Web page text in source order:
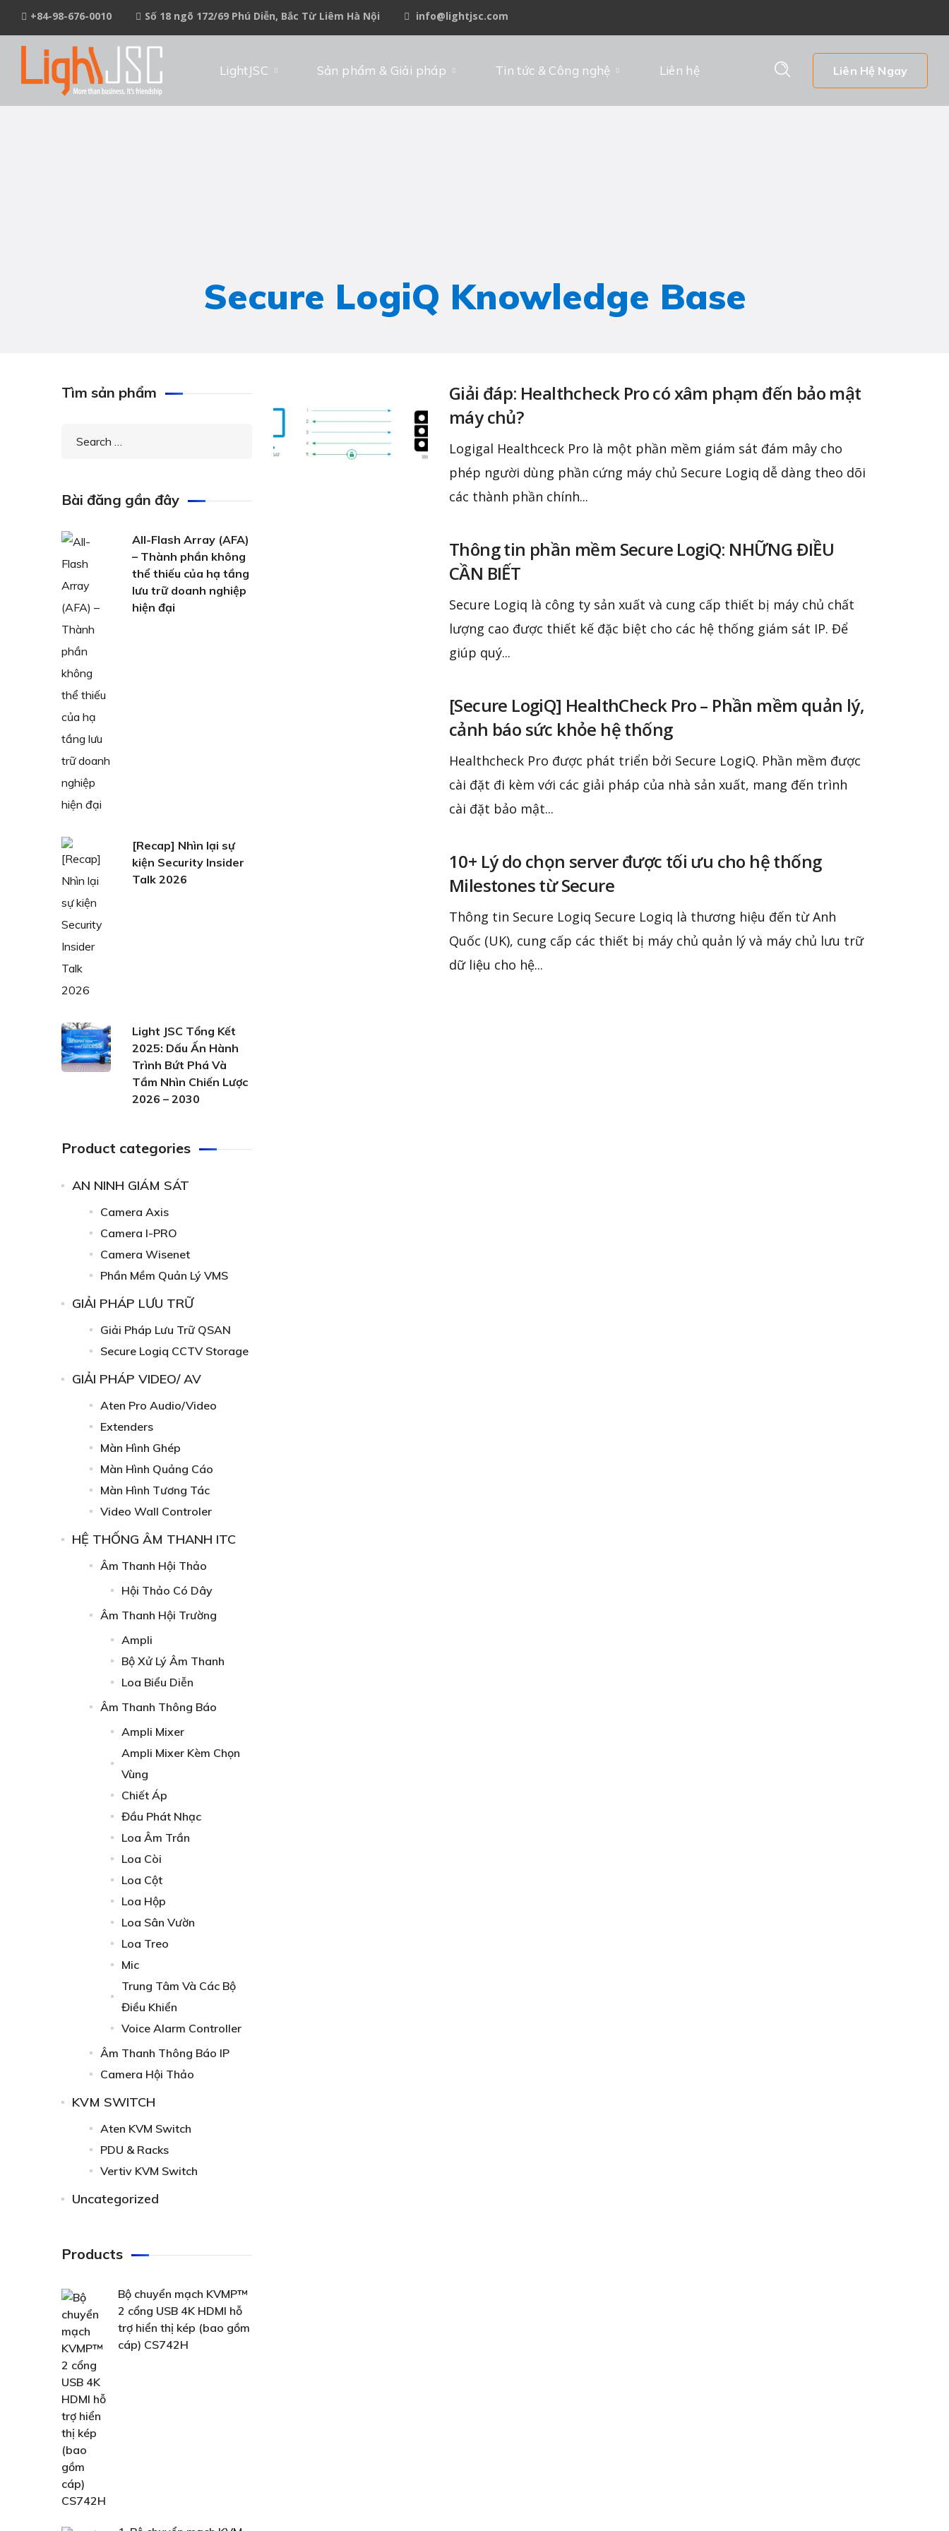
+84-98-676-0010 Số 18 ngõ 172/69 Phú Diễn, Bắc Từ Liêm Hà Nội info@lightjsc.com
LightJSC Sản phẩm & Giải pháp Tin tức & Công nghệ Liên hệ Liên Hệ Ngay
Secure LogiQ Knowledge Base
Giải đáp: Healthcheck Pro có xâm phạm đến bảo mật
máy chủ?
Logigal Healthceck Pro là một phần mềm giám sát đám mây cho
phép người dùng phần cứng máy chủ Secure Logiq dễ dàng theo dõi
các thành phần chính...
Thông tin phần mềm Secure LogiQ: NHỮNG ĐIỀU
CẦN BIẾT
Secure Logiq là công ty sản xuất và cung cấp thiết bị máy chủ chất
lượng cao được thiết kế đặc biệt cho các hệ thống giám sát IP. Để
giúp quý...
[Secure LogiQ] HealthCheck Pro – Phần mềm quản lý,
cảnh báo sức khỏe hệ thống
Healthcheck Pro được phát triển bởi Secure LogiQ. Phần mềm được
cài đặt đi kèm với các giải pháp của nhà sản xuất, mang đến trình
cài đặt bảo mật...
10+ Lý do chọn server được tối ưu cho hệ thống
Milestones từ Secure
Thông tin Secure Logiq Secure Logiq là thương hiệu đến từ Anh
Quốc (UK), cung cấp các thiết bị máy chủ quản lý và máy chủ lưu trữ
dữ liệu cho hệ...
Tìm sản phẩm
Bài đăng gần đây
All-Flash Array (AFA)
– Thành phần không
thể thiếu của hạ tầng
lưu trữ doanh nghiệp
hiện đại
[Recap] Nhìn lại sự
kiện Security Insider
Talk 2026
Light JSC Tổng Kết
2025: Dấu Ấn Hành
Trình Bứt Phá Và
Tầm Nhìn Chiến Lược
2026 – 2030
Product categories
AN NINH GIÁM SÁT
Camera Axis
Camera I-PRO
Camera Wisenet
Phần Mềm Quản Lý VMS
GIẢI PHÁP LƯU TRỮ
Giải Pháp Lưu Trữ QSAN
Secure Logiq CCTV Storage
GIẢI PHÁP VIDEO/ AV
Aten Pro Audio/Video
Extenders
Màn Hình Ghép
Màn Hình Quảng Cáo
Màn Hình Tương Tác
Video Wall Controler
HỆ THỐNG ÂM THANH ITC
Âm Thanh Hội Thảo
Hội Thảo Có Dây
Âm Thanh Hội Trường
Ampli
Bộ Xử Lý Âm Thanh
Loa Biểu Diễn
Âm Thanh Thông Báo
Ampli Mixer
Ampli Mixer Kèm Chọn
Vùng
Chiết Áp
Đầu Phát Nhạc
Loa Âm Trần
Loa Còi
Loa Cột
Loa Hộp
Loa Sân Vườn
Loa Treo
Mic
Trung Tâm Và Các Bộ
Điều Khiển
Voice Alarm Controller
Âm Thanh Thông Báo IP
Camera Hội Thảo
KVM SWITCH
Aten KVM Switch
PDU & Racks
Vertiv KVM Switch
Uncategorized
Products
Bộ chuyển mạch KVMP™
2 cổng USB 4K HDMI hỗ
trợ hiển thị kép (bao gồm
cáp) CS742H